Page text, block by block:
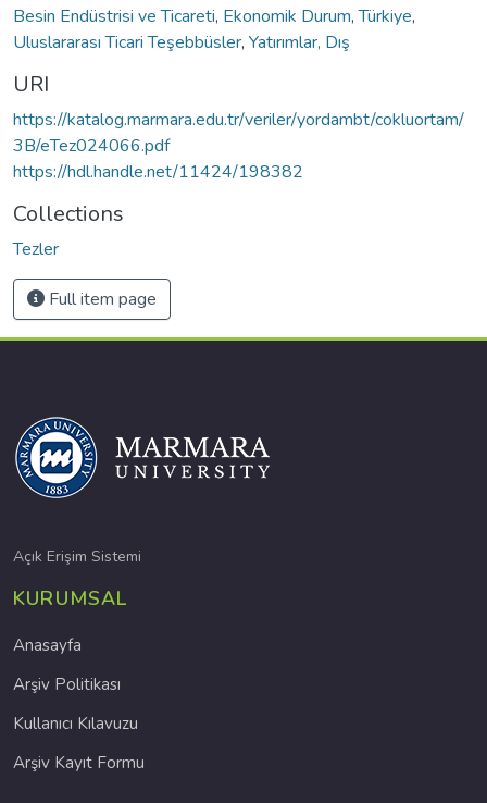
Besin Endüstrisi ve Ticareti, Ekonomik Durum,Türkiye,
Uluslararası Ticari Teşebbüsler, Yatırımlar, Dış
URI
https://katalog.marmara.edu.tr/veriler/yordambt/cokluortam/
3B/eTez024066.pdf
https://hdl.handle.net/11424/198382
Collections
Tezler
Full item page
Açık Erişim Sistemi
KURUMSAL
Anasayfa
Arşiv Politikası
Kullanıcı Kılavuzu
Arşiv Kayıt Formu